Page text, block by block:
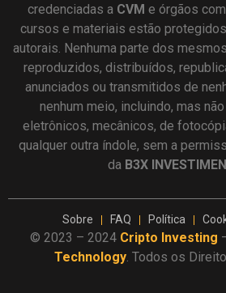
credenciadas a CVM e órgãos
cursos e materiais estão
autorais. Nenhuma parte dos
reproduzidos, distribuídos,
anunciados ou transmitidos de
nenhum meio, incluindo, mas
eletrônicos, mecânicos, de
qualquer outra índole, sem a
da B3X
Sobre FAQ Política
© 2023 – 2024 Cripto Investing
Technology. Todos os